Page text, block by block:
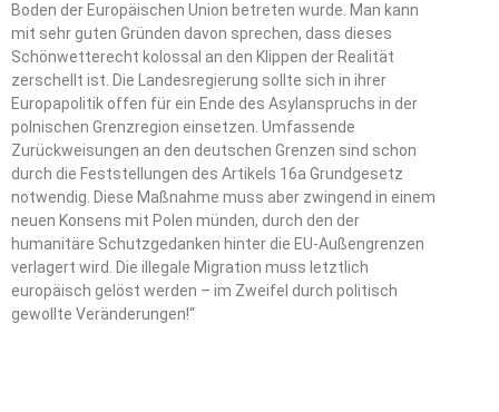
Boden der Europäischen Union betreten wurde. Man kann
mit sehr guten Gründen davon sprechen, dass dieses
Schönwetterecht kolossal an den Klippen der Realität
zerschellt ist. Die Landesregierung sollte sich in ihrer
Europapolitik offen für ein Ende des Asylanspruchs in der
polnischen Grenzregion einsetzen. Umfassende
Zurückweisungen an den deutschen Grenzen sind schon
durch die Feststellungen des Artikels 16a Grundgesetz
notwendig. Diese Maßnahme muss aber zwingend in einem
neuen Konsens mit Polen münden, durch den der
humanitäre Schutzgedanken hinter die EU-Außengrenzen
verlagert wird. Die illegale Migration muss letztlich
europäisch gelöst werden – im Zweifel durch politisch
gewollte Veränderungen!“